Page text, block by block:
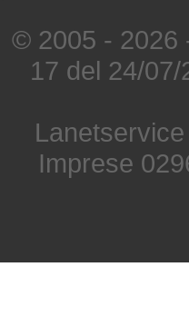
© 2005 - 2026
17 del 24/
Imprese